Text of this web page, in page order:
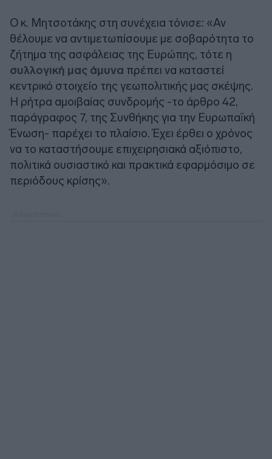
Ο κ. Μητσοτάκης στη συνέχεια τόνισε: «Αν
θέλουμε να αντιμετωπίσουμε με σοβαρότητα το
ζήτημα της ασφάλειας της Ευρώπης, τότε η
συλλογική μας άμυνα πρέπει να καταστεί
κεντρικό στοιχείο της γεωπολιτικής μας σκέψης.
Η ρήτρα αμοιβαίας συνδρομής -το άρθρο 42,
παράγραφος 7, της Συνθήκης για την Ευρωπαϊκή
Ένωση- παρέχει το πλαίσιο. Έχει έρθει ο χρόνος
να το καταστήσουμε επιχειρησιακά αξιόπιστο,
πολιτικά ουσιαστικό και πρακτικά εφαρμόσιμο σε
περιόδους κρίσης».